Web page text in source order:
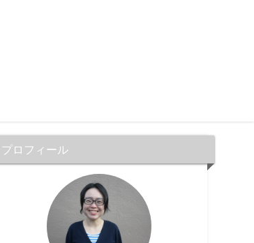
プロフィール